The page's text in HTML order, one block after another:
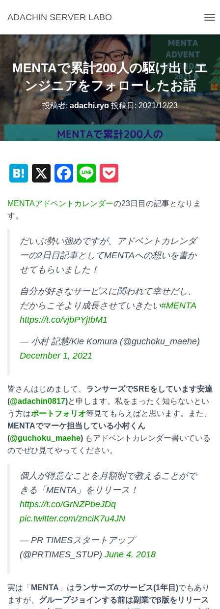
ADACHIN SERVER LABO
ビ
ョ
ン
を
切
替
MENTAで累計200人の駆け出しエ
ンジニアをフォローしたお話
投稿者:adachi.ryo 投稿日: 2021/12/23
a o
k
n
e
MENTAアドベントカレンダーの23日目の記事となりま
す。
だいぶ勢い強めですが、アドベントカレンダ
ーの2日目記事としてMENTAへの想いを書か
せてもらいました！
自分が好きなサービスに関われて幸せだし、
だからこそより成長させていきたい#MENTA
https://t.co/vjbPYjIbM1
— 小村 記慧/Kie Komura (@guchoku_maehe)
December 1, 2021
皆さんはじめまして、 ランサーズでSREをしています安達
(@adachin0817)と申します。私をまったく知らないとい
う方はポートフォリオ等見てもらえばと思います。また、
MENTAでマーケ担当している小村くん
(@guchoku_maehe) もアドベントカレンダー書いている
のでぜひ見てやってください。
個人が得意なことを月額制で教えることがで
きる「MENTA」をリリース！
https://t.co/GrNZPbeJDq
pic.twitter.com/znciK7u4JN
— PR TIMESスタートアップ
(@PRTIMES_STUP) June 4, 2018
実は「 MENTA 」はランサーズのサービス(1年目)でもあり
ますが、 グループジョインする前は副業でβ版をリリース